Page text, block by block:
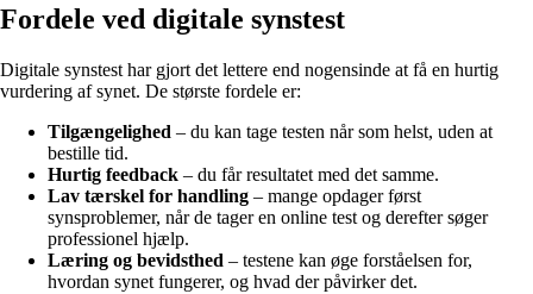
Fordele ved digitale synstest
Digitale synstest har gjort det lettere end nogensinde at få en hurtig
vurdering af synet. De største fordele er:
Tilgængelighed – du kan tage testen når som helst, uden at
bestille tid.
Hurtig feedback – du får resultatet med det samme.
Lav tærskel for handling – mange opdager først
synsproblemer, når de tager en online test og derefter søger
professionel hjælp.
Læring og bevidsthed – testene kan øge forståelsen for,
hvordan synet fungerer, og hvad der påvirker det.